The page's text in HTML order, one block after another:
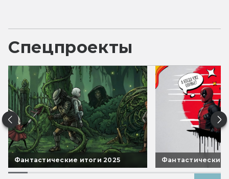
Спецпроекты
Фантастические итоги 2025 Фантастические